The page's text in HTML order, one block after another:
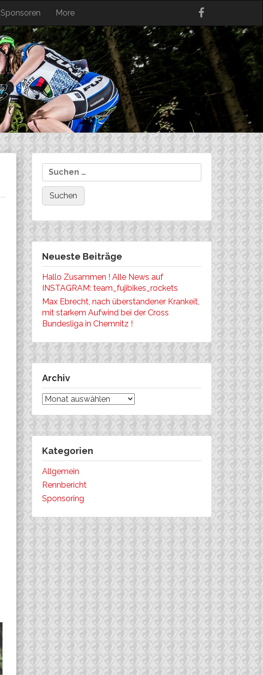
Sponsoren More
Suchen
nach:
Neueste Beiträge
Hallo Zusammen ! Alle News auf
INSTAGRAM: team_fujibikes_rockets
Max Ebrecht, nach überstandener Krankeit,
mit starkem Aufwind bei der Cross
Bundesliga in Chemnitz !
Archiv
Archiv
Kategorien
Allgemein
Rennbericht
Sponsoring